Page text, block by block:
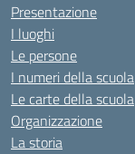
Presentazione
I luoghi
Le persone
I numeri della scuola
Le carte della scuola
Organizzazione
La storia